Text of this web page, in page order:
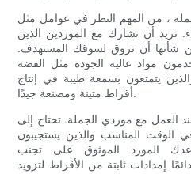
، من المهم النظر في عوامل مثل
تريد أن تشارك مع الموردين الذين
شأنها أن تروق لسوقك المستهدف.
مواد عالية الجودة مثل الفضة
يتمتعون بسمعة طيبة في إنتاج
أقراط متينة ومصنعة جيدًا.
عند العمل مع موردي الجملة. تحتاج إلى
الوقت المناسب والذين يستجيبون
المورد الموثوق على تجنب
إمدادات ثابتة من الأقراط لتزويد